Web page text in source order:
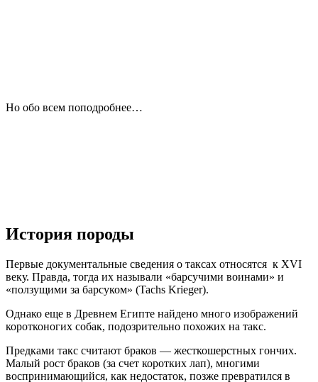
Но обо всем поподробнее…
История породы
Первые документальные сведения о таксах относятся к XVI
веку. Правда, тогда их называли «барсучими воинами» и
«ползущими за барсуком» (Tachs Krieger).
Однако еще в Древнем Египте найдено много изображений
коротконогих собак, подозрительно похожих на такс.
Предками такс считают браков — жесткошерстных гончих.
Малый рост браков (за счет коротких лап), многими
воспринимающийся, как недостаток, позже превратился в